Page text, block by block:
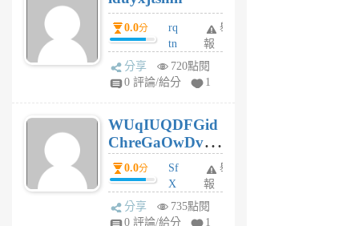
前
0.0分
rq
tn
jt
gl
個
月
前
舉
報
分享
720點閱
0 評論/給分
1
WUqIUQDFGid
ChreGaOwDv
dY0.0分
Sf
X
Pe
Jc
舉
報
分享
735點閱
0 評論/給分
1